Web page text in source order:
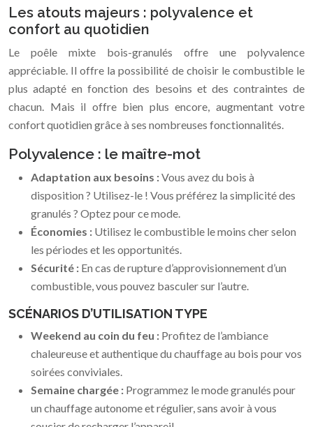
Les atouts majeurs : polyvalence et
confort au quotidien
Le poêle mixte bois-granulés offre une polyvalence
appréciable. Il offre la possibilité de choisir le combustible le
plus adapté en fonction des besoins et des contraintes de
chacun. Mais il offre bien plus encore, augmentant votre
confort quotidien grâce à ses nombreuses fonctionnalités.
Polyvalence : le maître-mot
Adaptation aux besoins :Vous avez du bois à
disposition ? Utilisez-le ! Vous préférez la simplicité des
granulés ? Optez pour ce mode.
Économies : Utilisez le combustible le moins cher selon
les périodes et les opportunités.
Sécurité : En cas de rupture d’approvisionnement d’un
combustible, vous pouvez basculer sur l’autre.
SCÉNARIOS D’UTILISATION TYPE
Weekend au coin du feu : Profitez de l’ambiance
chaleureuse et authentique du chauffage au bois pour vos
soirées conviviales.
Semaine chargée : Programmez le mode granulés pour
un chauffage autonome et régulier, sans avoir à vous